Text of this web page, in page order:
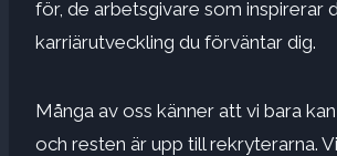
för, de arbetsgivare som inspirerar
karriärutveckling du förväntar dig.
Många av oss känner att vi bara
och resten är upp till rekryterarna.